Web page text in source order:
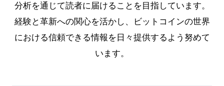
分析を通じて読者に届けることを目指しています。
経験と革新への関心を活かし、ビットコインの世界
における信頼できる情報を日々提供するよう努めて
います。